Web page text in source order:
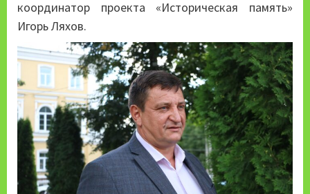
координатор проекта «Историческая память»
Игорь Ляхов.